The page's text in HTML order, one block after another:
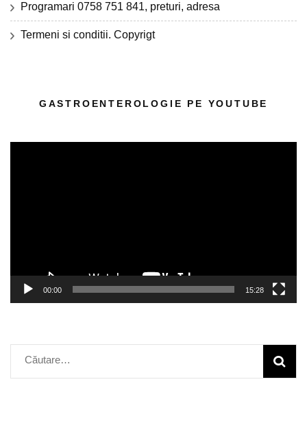
Programari 0758 751 841, preturi, adresa
Termeni si conditii. Copyrigt
GASTROENTEROLOGIE PE YOUTUBE
00:00 15:28
Caută
după: